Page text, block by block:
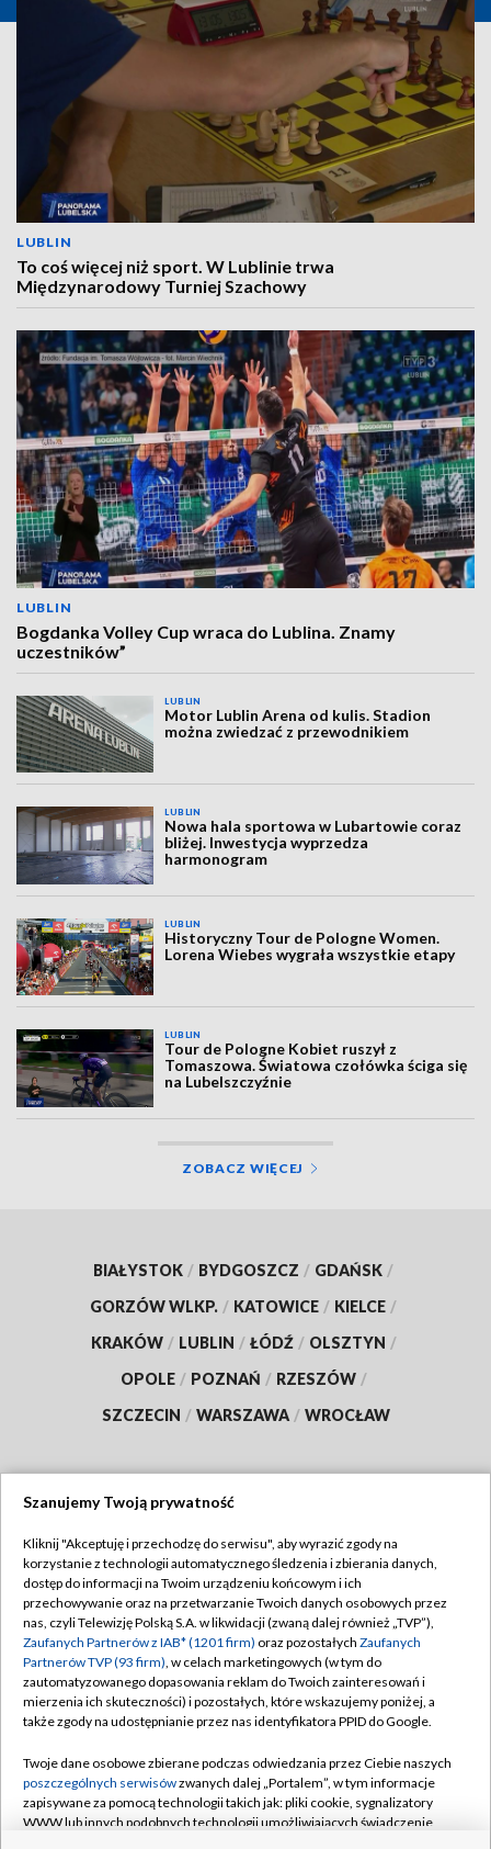
LUBLIN
To coś więcej niż sport. W Lublinie trwa
Międzynarodowy Turniej Szachowy
LUBLIN
Bogdanka Volley Cup wraca do Lublina. Znamy
uczestników”
LUBLIN
Motor Lublin Arena od kulis. Stadion
można zwiedzać z przewodnikiem
LUBLIN
Nowa hala sportowa w Lubartowie coraz
bliżej. Inwestycja wyprzedza
harmonogram
LUBLIN
Historyczny Tour de Pologne Women.
Lorena Wiebes wygrała wszystkie etapy
LUBLIN
Tour de Pologne Kobiet ruszył z
Tomaszowa. Światowa czołówka ściga się
na Lubelszczyźnie
ZOBACZ WIĘCEJ
BIAŁYSTOK / BYDGOSZCZ / GDAŃSK /
GORZÓW WLKP. / KATOWICE / KIELCE /
KRAKÓW / LUBLIN / ŁÓDŹ / OLSZTYN /
OPOLE / POZNAŃ / RZESZÓW /
SZCZECIN / WARSZAWA / WROCŁAW
TVP
Abonament TVP
Emisja w TVP
Centrum informacji TVP
Naziemna Telewizja Cyfrowa
Rada Programowa
System NOS
Regulamin TVP
Polityka prywatności
Moje zgody
Pomoc
Kontakt
Szanujemy Twoją prywatność
Kliknij "Akceptuję i przechodzę do serwisu", aby wyrazić zgody na
korzystanie z technologii automatycznego śledzenia i zbierania danych,
dostęp do informacji na Twoim urządzeniu końcowym i ich
przechowywanie oraz na przetwarzanie Twoich danych osobowych przez
nas, czyli Telewizję Polską S.A. w likwidacji (zwaną dalej również „TVP”),
Zaufanych Partnerów z IAB* (1201 firm) oraz pozostałych Zaufanych
Partnerów TVP (93 firm), w celach marketingowych (w tym do
zautomatyzowanego dopasowania reklam do Twoich zainteresowań i
mierzenia ich skuteczności) i pozostałych, które wskazujemy poniżej, a
także zgody na udostępnianie przez nas identyfikatora PPID do Google.
Twoje dane osobowe zbierane podczas odwiedzania przez Ciebie naszych
poszczególnych serwisówzwanych dalej „Portalem”, w tym informacje
zapisywane za pomocą technologii takich jak: pliki cookie, sygnalizatory
WWW lub innych podobnych technologii umożliwiających świadczenie